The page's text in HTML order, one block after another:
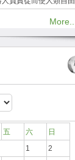
More...
五 六
日
1
2